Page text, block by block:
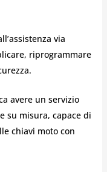
via
riprogrammare
avere un servizio
su misura, capace di
chiavi moto con